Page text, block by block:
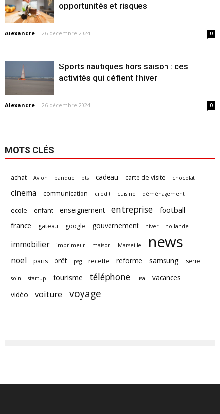
opportunités et risques
Alexandre - 26 décembre 2024 0
Sports nautiques hors saison : ces
activités qui défient l’hiver
Alexandre - 26 décembre 2024 0
MOTS CLÉS
achat Avion banque bts cadeau carte de visite chocolat
cinema communication crédit cuisine déménagement
ecole enfant enseignement entreprise
football
france
gateau google gouvernement hiver hollande
immobilier imprimeur maison Marseille news
noel paris prêt psg recette reforme samsung serie
soin startup tourisme téléphone usa
vacances
vidéo
voiture voyage